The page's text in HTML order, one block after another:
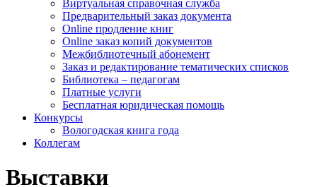
Виртуальная справочная служба
Предварительный заказ документа
Online продление книг
Online заказ копий документов
Межбиблиотечный абонемент
Заказ и редактирование тематических списков
Библиотека – педагогам
Платные услуги
Бесплатная юридическая помощь
Конкурсы
Вологодская книга года
Коллегам
Выставки